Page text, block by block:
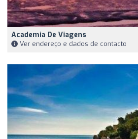
Academia De Viagens
Ver endereço e dados de contacto